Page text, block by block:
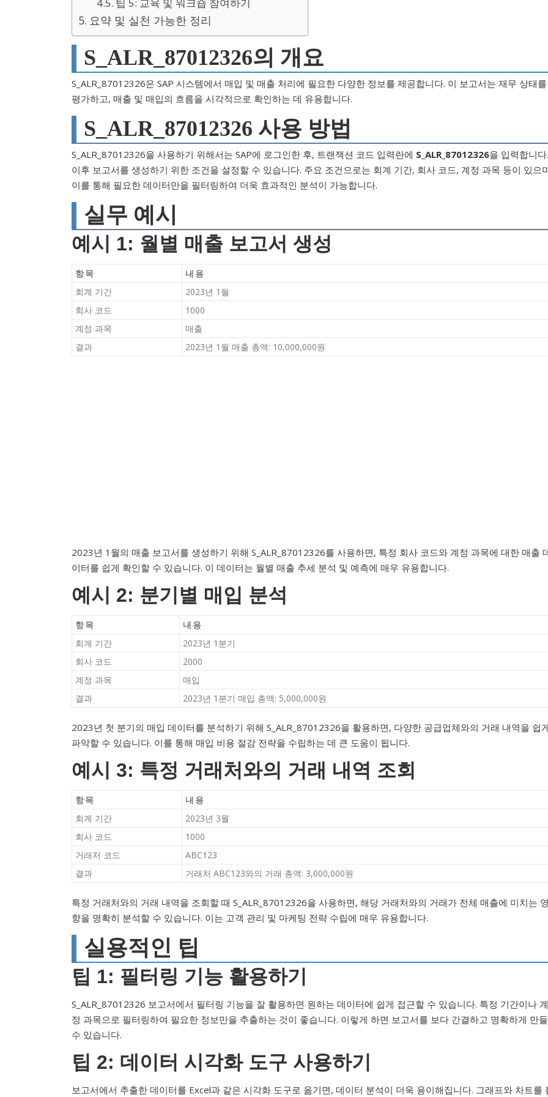
팁 5: 교육 및 워크숍 참여하기
요약 및 실천 가능한 정리
S_ALR_87012326의 개요
S_ALR_87012326은 SAP 시스템에서 매입 및 매출 처리에 필요한 다양한 정보를 제공합니다. 이 보고서는 재무 상태를
평가하고, 매출 및 매입의 흐름을 시각적으로 확인하는 데 유용합니다.
S_ALR_87012326 사용 방법
S_ALR_87012326을 사용하기 위해서는 SAP에 로그인한 후, 트랜잭션 코드 입력란에 S_ALR_87012326을 입력합니다.
이후 보고서를 생성하기 위한 조건을 설정할 수 있습니다. 주요 조건으로는 회계 기간, 회사 코드, 계정 과목 등이 있으
이를 통해 필요한 데이터만을 필터링하여 더욱 효과적인 분석이 가능합니다.
실무 예시
예시 1: 월별 매출 보고서 생성
항목
내용
회계 기간
2023년 1월
회사 코드
1000
계정 과목
매출
결과
2023년 1월 매출 총액: 10,000,000원
2023년 1월의 매출 보고서를 생성하기 위해 S_ALR_87012326를 사용하면, 특정 회사 코드와 계정 과목에 대한 매출
이터를 쉽게 확인할 수 있습니다. 이 데이터는 월별 매출 추세 분석 및 예측에 매우 유용합니다.
예시 2: 분기별 매입 분석
항목
내용
회계 기간
2023년 1분기
회사 코드
2000
계정 과목
매입
결과
2023년 1분기 매입 총액: 5,000,000원
2023년 첫 분기의 매입 데이터를 분석하기 위해 S_ALR_87012326을 활용하면, 다양한 공급업체와의 거래 내역을 쉽
파악할 수 있습니다. 이를 통해 매입 비용 절감 전략을 수립하는 데 큰 도움이 됩니다.
예시 3: 특정 거래처와의 거래 내역 조회
항목
내용
회계 기간
2023년 3월
회사 코드
1000
거래처 코드
ABC123
결과
거래처 ABC123와의 거래 총액: 3,000,000원
특정 거래처와의 거래 내역을 조회할 때 S_ALR_87012326을 사용하면, 해당 거래처와의 거래가 전체 매출에 미치는
향을 명확히 분석할 수 있습니다. 이는 고객 관리 및 마케팅 전략 수립에 매우 유용합니다.
실용적인 팁
팁 1: 필터링 기능 활용하기
S_ALR_87012326 보고서에서 필터링 기능을 잘 활용하면 원하는 데이터에 쉽게 접근할 수 있습니다. 특정 기간이나 계
정 과목으로 필터링하여 필요한 정보만을 추출하는 것이 좋습니다. 이렇게 하면 보고서를 보다 간결하고 명확하게 만들
수 있습니다.
팁 2: 데이터 시각화 도구 사용하기
보고서에서 추출한 데이터를 Excel과 같은 시각화 도구로 옮기면, 데이터 분석이 더욱 용이해집니다. 그래프와 차트를